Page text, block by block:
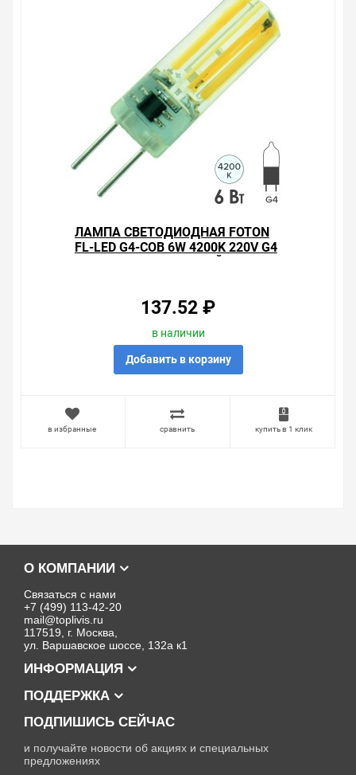
ЛАМПА СВЕТОДИОДНАЯ FOTON
FL-LED G4-COB 6W 4200K 220V G4
137.52 ₽
в наличии
Добавить в корзину
в избранные сравнить купить в 1 клик
О КОМПАНИИ
Связаться с нами
+7 (499) 113-42-20
mail@toplivis.ru
117519, г. Москва,
ул. Варшавское шоссе, 132а к1
ИНФОРМАЦИЯ
ПОДДЕРЖКА
ПОДПИШИСЬ СЕЙЧАС
и получайте новости об акциях и специальных
предложениях